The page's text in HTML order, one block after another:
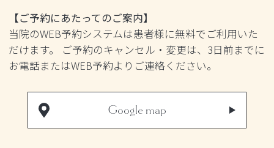
【ご予約にあたってのご案内】
当院のWEB予約システムは患者様に無料でご利用いた
だけます。 ご予約のキャンセル・変更は、3日前までに
お電話またはWEB予約よりご連絡ください。
Google map